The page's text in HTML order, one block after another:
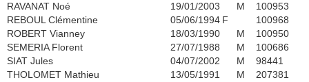
RAVANAT Noé
19/01/2003 M
100953
REBOUL Clémentine
05/06/1994 F
100968
ROBERT Vianney
18/03/1990 M
100950
SEMERIA Florent
27/07/1988 M
100686
SIAT Jules
04/07/2002 M
98441
THOLOMET Mathieu
13/05/1991 M
207381